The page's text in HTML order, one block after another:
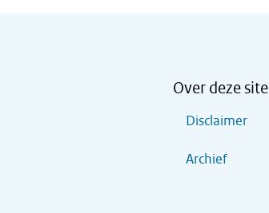
Over deze site
Disclaimer
Archief